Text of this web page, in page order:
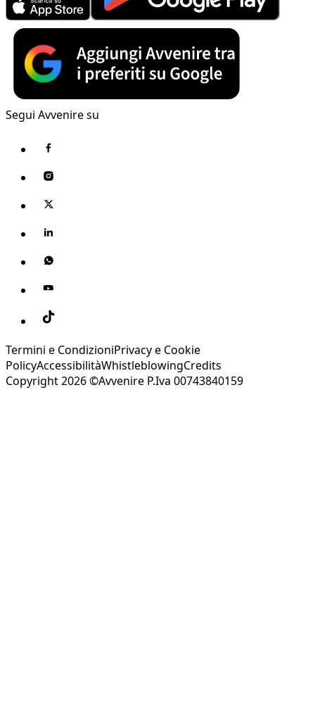
Segui Avvenire su
Termini e CondizioniPrivacy e Cookie
PolicyAccessibilitàWhistleblowingCredits
Copyright 2026 ©Avvenire P.Iva 00743840159